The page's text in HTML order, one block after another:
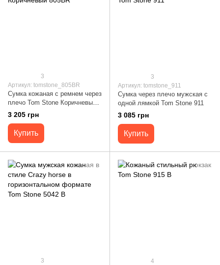
3
Артикул: tomstone_805BR
Сумка кожаная с ремнем через
плечо Tom Stone Коричневый
805BR
3 205 грн
Купить
3
Артикул: tomstone_911
Сумка через плечо мужская с
одной лямкой Tom Stone 911
3 085 грн
Купить
3
4